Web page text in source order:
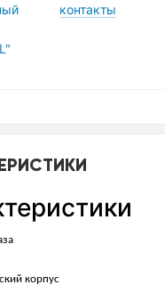
контакты
корпус